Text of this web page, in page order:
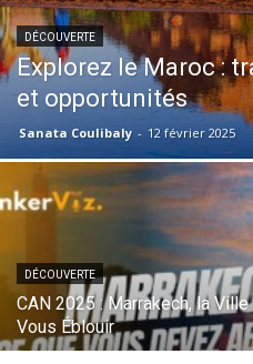
DÉCOUVERTE
Explorez le Maroc :
et opportunités
Sanata Coulibaly - 12 février 2025
DÉCOUVERTE
CAN 2025 : Marrakech, la
Vous Éblouir